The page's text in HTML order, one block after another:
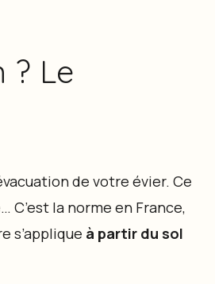
? Le
de votre évier. Ce
C’est la norme en France,
s’applique à partir du sol